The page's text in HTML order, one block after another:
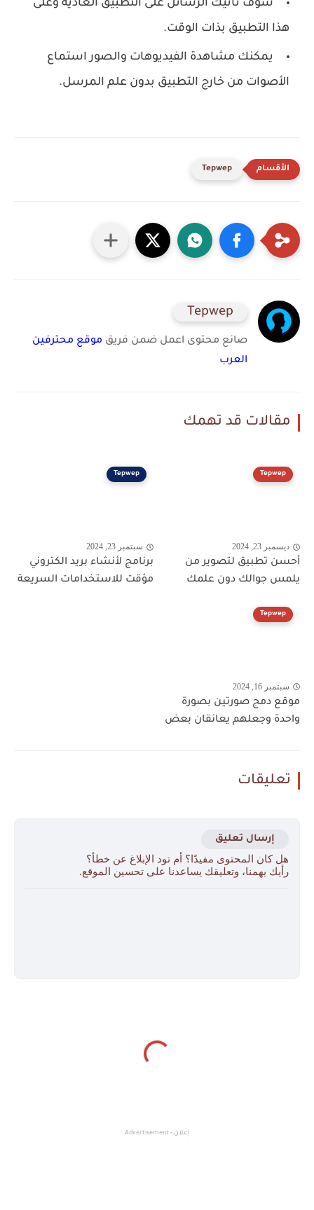
سوف تأتيك الرسائل على التطبيق العادية وعلى
هذا التطبيق بذات الوقت.
يمكنك مشاهدة الفيديوهات والصور استماع
الأصوات من خارج التطبيق بدون علم المرسل.
Tepwep
Tepwep
صانع محتوى اعمل ضمن فريق موقع محترفين
العرب
مقالات قد تهمك
Tepwep
ديسمبر 23, 2024
أحسن تطبيق لتصوير من
يلمس جوالك دون علمك
Tepwep
سبتمبر 23, 2024
برنامج لأنشاء بريد الكتروني
مؤقت للاستخدامات السريعة
Tepwep
سبتمبر 16, 2024
موقع دمج صورتين بصورة
واحدة وجعلهم يعانقان بعض
تعليقات
إرسال تعليق
هل كان المحتوى مفيدًا؟ أم تود الإبلاغ عن خطأ؟
رأيك يهمنا، وتعليقك يساعدنا على تحسين الموقع.
إعلان - Advertisement